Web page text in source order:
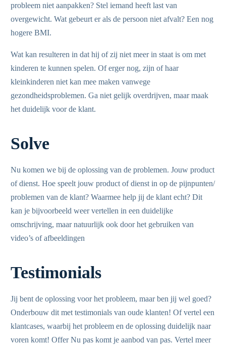
probleem niet aanpakken? Stel iemand heeft last van
overgewicht. Wat gebeurt er als de persoon niet afvalt? Een nog
hogere BMI.
Wat kan resulteren in dat hij of zij niet meer in staat is om met
kinderen te kunnen spelen. Of erger nog, zijn of haar
kleinkinderen niet kan mee maken vanwege
gezondheidsproblemen. Ga niet gelijk overdrijven, maar maak
het duidelijk voor de klant.
Solve
Nu komen we bij de oplossing van de problemen. Jouw product
of dienst. Hoe speelt jouw product of dienst in op de pijnpunten/
problemen van de klant? Waarmee help jij de klant echt? Dit
kan je bijvoorbeeld weer vertellen in een duidelijke
omschrijving, maar natuurlijk ook door het gebruiken van
video’s of afbeeldingen
Testimonials
Jij bent de oplossing voor het probleem, maar ben jij wel goed?
Onderbouw dit met testimonials van oude klanten! Of vertel een
klantcases, waarbij het probleem en de oplossing duidelijk naar
voren komt! Offer Nu pas komt je aanbod van pas. Vertel meer